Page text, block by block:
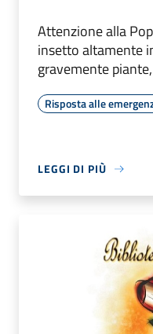
Attenzione alla
insetto altamente
gravemente
Risposta alle
LEGGI DI PIÙ